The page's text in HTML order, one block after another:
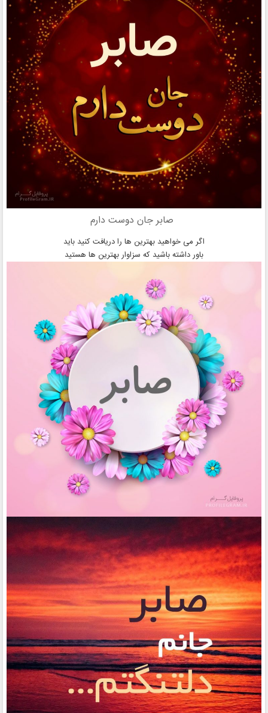
صابر جان دوست دارم
اگر می خواهید بهترین ها را دریافت کنید باید
باور داشته باشید که سزاوار بهترین ها هستید